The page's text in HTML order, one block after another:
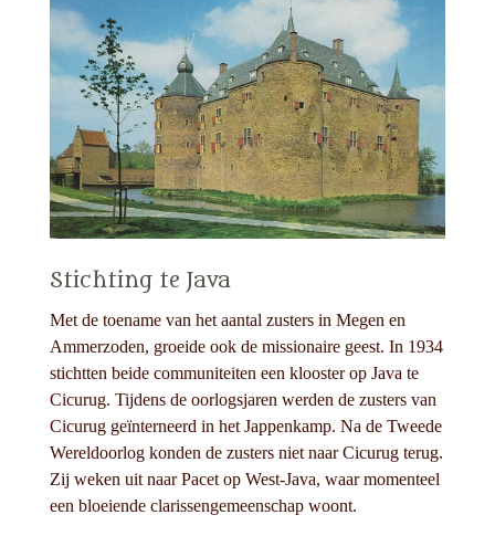
Stichting te Java
Met de toename van het aantal zusters in Megen en
Ammerzoden, groeide ook de missionaire geest. In 1934
stichtten beide communiteiten een klooster op Java te
Cicurug. Tijdens de oorlogsjaren werden de zusters van
Cicurug geïnterneerd in het Jappenkamp. Na de Tweede
Wereldoorlog konden de zusters niet naar Cicurug terug.
Zij weken uit naar Pacet op West-Java, waar momenteel
een bloeiende clarissengemeenschap woont.